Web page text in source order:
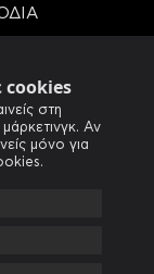
cookies
στη
Αν
μόνο για